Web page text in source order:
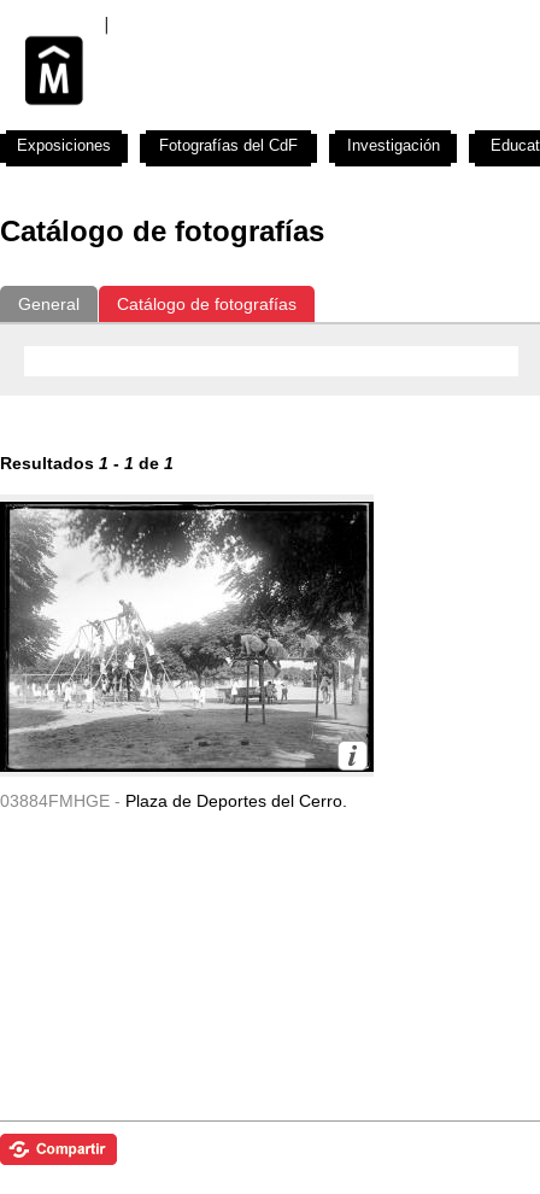
Catálogo de fotografías
General Catálogo de fotografías
Resultados 1 - 1 de 1
03884FMHGE - Plaza de Deportes del Cerro.
Exposiciones Fotografías del CdF Investigación